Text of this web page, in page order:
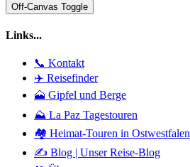
Off-Canvas Toggle
Links...
📞 Kontakt
✈️ Reisefinder
🗻 Gipfel und Berge
⛰️ La Paz Tagestouren
🏘️ Heimat-Touren in Ostwestfalen
✍️ Blog | Unser Reise-Blog